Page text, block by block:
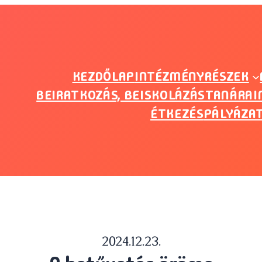
KEZDŐLAPINTÉZMÉNYRÉSZEK
BEIRATKOZÁS, BEISKOLÁZÁS
ÉTKEZÉS
2024.12.23.